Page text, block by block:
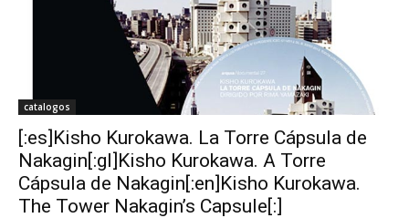
catalogos
[:es]Kisho Kurokawa. La Torre Cápsula de
Nakagin[:gl]Kisho Kurokawa. A Torre
Cápsula de Nakagin[:en]Kisho Kurokawa.
The Tower Nakagin’s Capsule[:]